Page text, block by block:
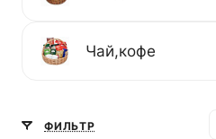
Чай,кофе
ФИЛЬТР